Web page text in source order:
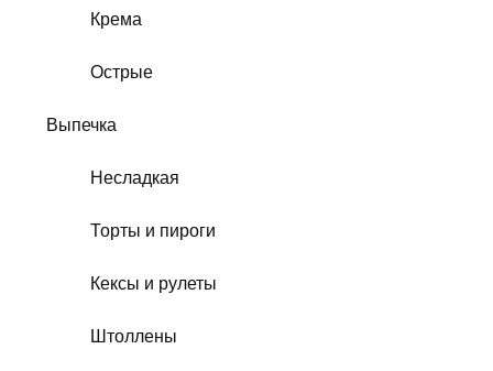
Крема
Острые
Выпечка
Несладкая
Торты и пироги
Кексы и рулеты
Штоллены